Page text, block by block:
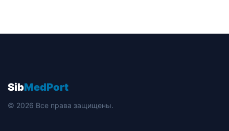
SibMedPort
© 2026 Все права защищены.